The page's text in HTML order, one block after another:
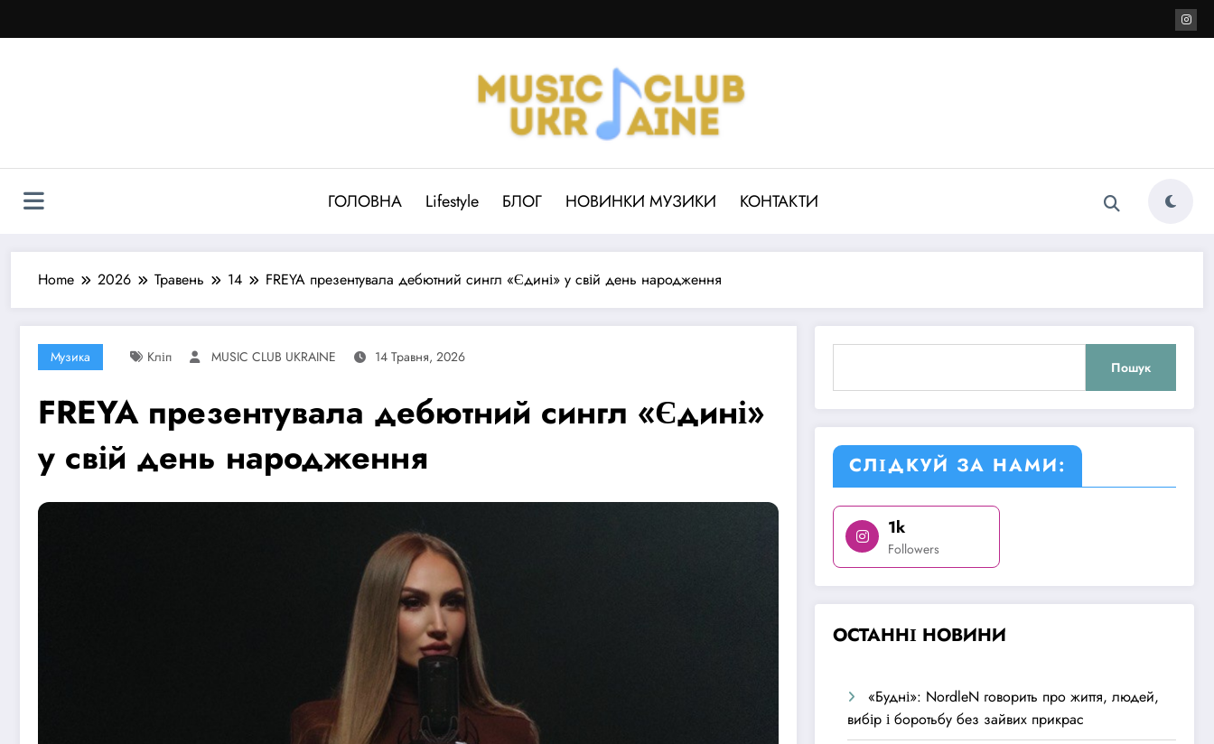
до
ГОЛОВНА Lifestyle БЛОГ НОВИНКИ МУЗИКИ КОНТАКТИ
Home 2026 Травень 14 FREYA презентувала дебютний сингл «Єдині» у свій день народження
Музика Кліп MUSIC CLUB UKRAINE 14 Травня, 2026
FREYA презентувала дебютний сингл «Єдині»
у свій день народження
Пошук
СЛІДКУЙ ЗА НАМИ:
1k
Followers
ОСТАННІ НОВИНИ
«Будні»: NordleN говорить про життя, людей,
вибір і боротьбу без зайвих прикрас